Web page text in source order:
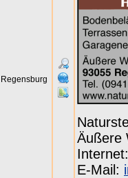
Regensburg
Äußere
Internet:
E-Mail: